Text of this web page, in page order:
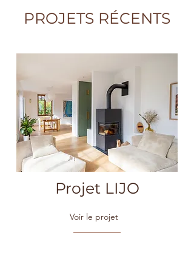
PROJETS RÉCENTS
Projet LIJO
Voir le projet